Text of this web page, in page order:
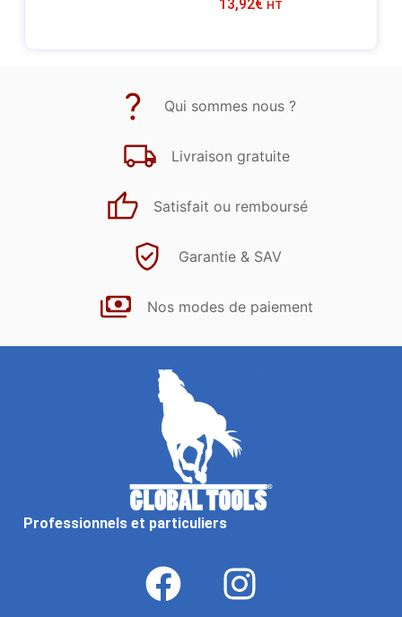
13,92€ HT
Qui sommes nous ?
Livraison gratuite
Satisfait ou remboursé
Garantie & SAV
Nos modes de paiement
Professionnels et particuliers